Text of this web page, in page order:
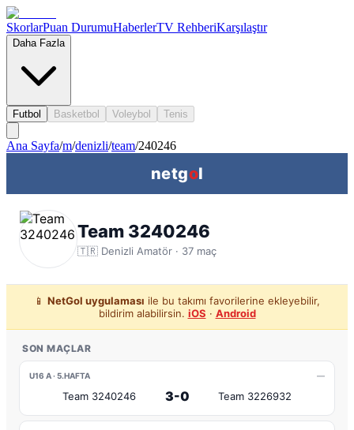
SkorlarPuan DurumuHaberlerTV RehberiKarşılaştır
Daha Fazla
Futbol Basketbol Voleybol Tenis
Ana Sayfa/m/denizli/team/240246
netgol
Team 3240246
🇹🇷 Denizli Amatör · 37 maç
📱 NetGol uygulaması ile bu takımı favorilerine ekleyebilir,
bildirim alabilirsin. iOS · Android
SON MAÇLAR
U16 A · 5.HAFTA —
Team 3240246 3-0 Team 3226932